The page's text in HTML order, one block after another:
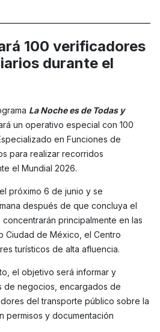
100 verificadores
durante el
La Noche es de Todas y
un operativo especial con 100
en Funciones de
para realizar recorridos
el Mundial 2026.
próximo 6 de junio y se
después de que concluya el
principalmente en las
Ciudad de México, el Centro
turísticos de alta afluencia.
el objetivo será informar y
de negocios, encargados de
del transporte público sobre la
permisos y documentación